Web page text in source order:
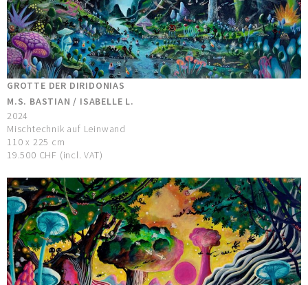
GROTTE DER DIRIDONIAS
M.S. BASTIAN / ISABELLE L.
2024
Mischtechnik auf Leinwand
110 x 225 cm
19.500 CHF (incl. VAT)